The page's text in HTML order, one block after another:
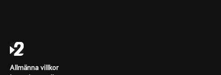
Allmänna villkor